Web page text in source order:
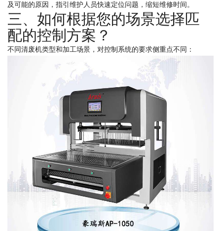
及可能的原因，指引维护人员快速定位问题，缩短维修时间。
三、如何根据您的场景选择匹
配的控制方案？
不同清废机类型和加工场景，对控制系统的要求侧重点不同：